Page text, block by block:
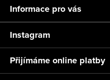
Informace pro vás
Instagram
Přijímáme online platby